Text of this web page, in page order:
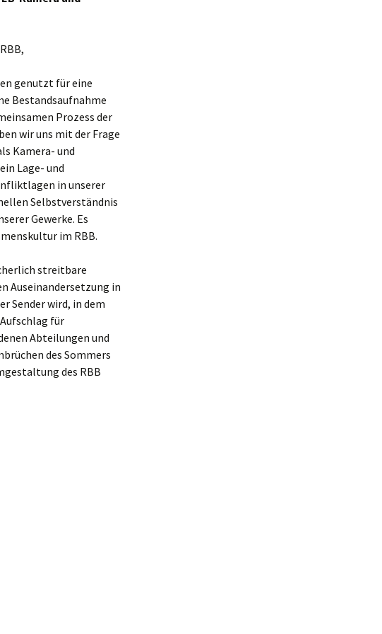
genutzt für eine
Bestandsaufnahme
Prozess der
wir uns mit der Frage
Kamera- und
Lage- und
in unserer
Selbstverständnis
Gewerke. Es
im RBB.
streitbare
Auseinandersetzung in
Sender wird, in dem
für
Abteilungen und
des Sommers
des RBB